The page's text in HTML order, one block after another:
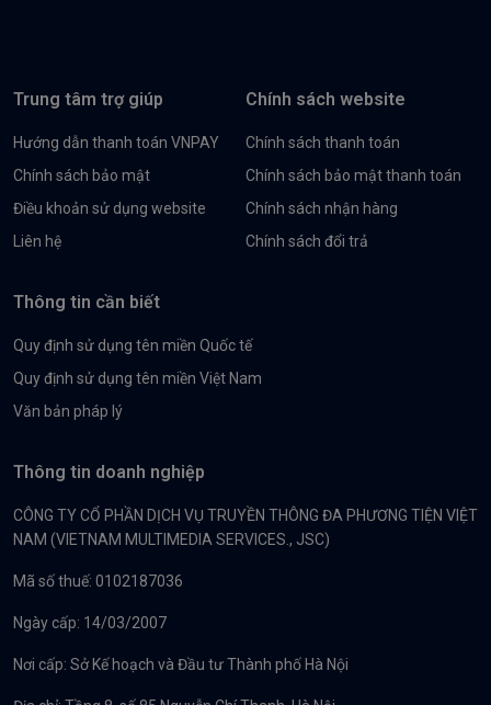
Trung tâm trợ giúp
Hướng dẫn thanh toán VNPAY
Chính sách bảo mật
Điều khoản sử dụng website
Liên hệ
Chính sách website
Chính sách thanh toán
Chính sách bảo mật thanh toán
Chính sách nhận hàng
Chính sách đổi trả
Thông tin cần biết
Quy định sử dụng tên miền Quốc tế
Quy định sử dụng tên miền Việt Nam
Văn bản pháp lý
Thông tin doanh nghiệp
CÔNG TY CỔ PHẦN DỊCH VỤ TRUYỀN THÔNG ĐA PHƯƠNG TIỆN VIỆT
NAM (VIETNAM MULTIMEDIA SERVICES., JSC)
Mã số thuế: 0102187036
Ngày cấp: 14/03/2007
Nơi cấp: Sở Kế hoạch và Đầu tư Thành phố Hà Nội